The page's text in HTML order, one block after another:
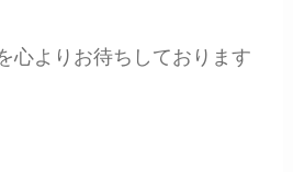
心よりお待ちしております